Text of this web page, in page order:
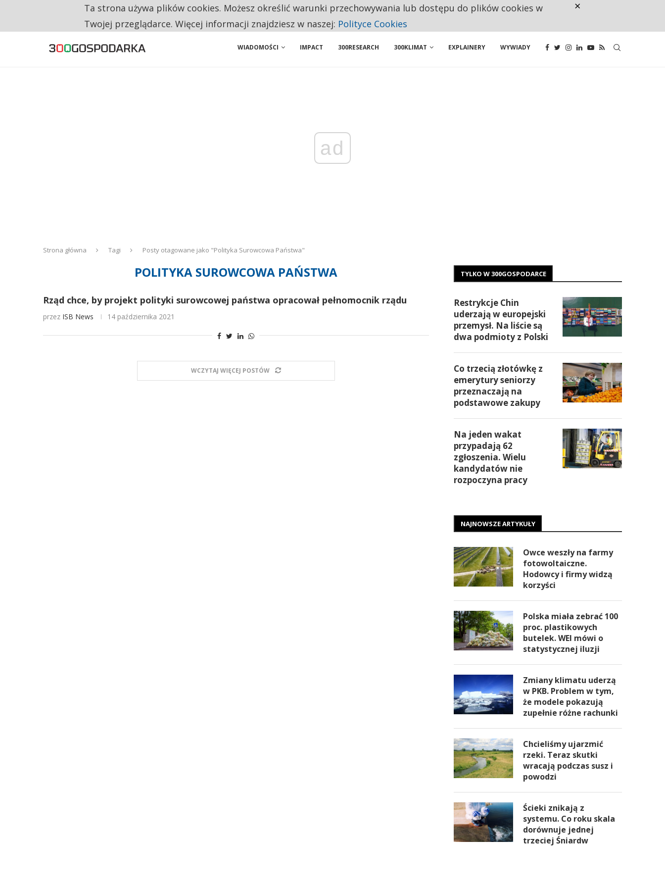
CO TRZECIĄ ZŁOTÓWKĘ Z EMERYTURY SENIORZY PRZEZNACZAJĄ NA PODSTAWOWE ZAKUPY
WIADOMOŚCI IMPACT 300RESEARCH 300KLIMAT EXPLAINERY WYWIADY
ad
Strona główna Tagi Posty otagowane jako "Polityka Surowcowa Państwa"
POLITYKA SUROWCOWA PAŃSTWA
Rząd chce, by projekt polityki surowcowej państwa opracował pełnomocnik rządu
przez ISB News 14 października 2021
WCZYTAJ WIĘCEJ POSTÓW
TYLKO W 300GOSPODARCE
Restrykcje Chin
uderzają w europejski
przemysł. Na liście są
dwa podmioty z Polski
Co trzecią złotówkę z
emerytury seniorzy
przeznaczają na
podstawowe zakupy
Na jeden wakat
przypadają 62
zgłoszenia. Wielu
kandydatów nie
rozpoczyna pracy
NAJNOWSZE ARTYKUŁY
Owce weszły na farmy
fotowoltaiczne.
Hodowcy i firmy widzą
korzyści
Polska miała zebrać 100
proc. plastikowych
butelek. WEI mówi o
statystycznej iluzji
Zmiany klimatu uderzą
w PKB. Problem w tym,
że modele pokazują
zupełnie różne rachunki
Chcieliśmy ujarzmić
rzeki. Teraz skutki
wracają podczas susz i
powodzi
Ścieki znikają z
systemu. Co roku skala
dorównuje jednej
trzeciej Śniardw
Ta strona używa plików cookies. Możesz określić warunki przechowywania lub dostępu do plików cookies w
Twojej przeglądarce. Więcej informacji znajdziesz w naszej: Polityce Cookies
×